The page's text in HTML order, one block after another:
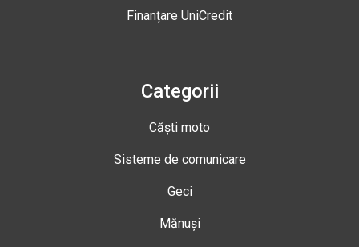
Finanțare UniCredit
Categorii
Căști moto
Sisteme de comunicare
Geci
Mănuși